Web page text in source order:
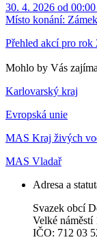
30. 4. 2026 od
Místo konání:
Přehled akcí pro rok
Mohlo by Vás
Karlovarský kraj
Evropská unie
MAS Kraj živých
MAS Vladař
Adresa a
Svazek obcí
Velké
IČO: 712 03